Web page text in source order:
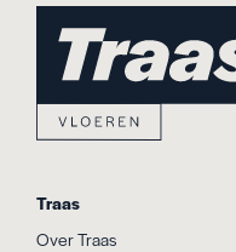
Traas
Over Traas